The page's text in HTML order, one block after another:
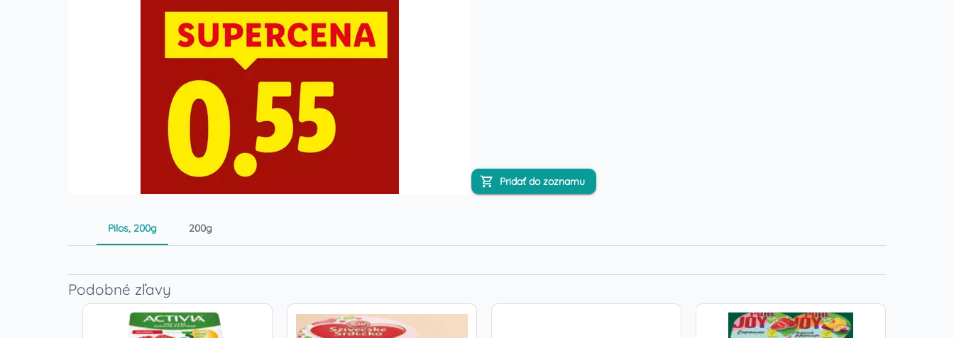
Pridať do zoznamu
Pilos, 200g 200g
Podobné zľavy